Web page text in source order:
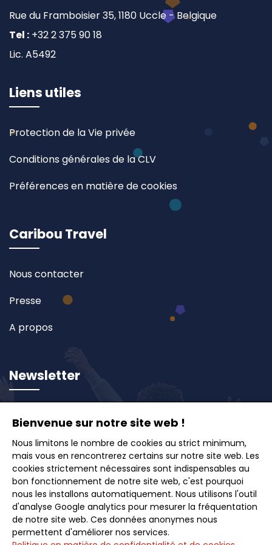
Rue du Framboisier 35, 1180 Uccle - Belgique
Tel : +32 2 375 90 18
Lic. A5492
Liens utiles
Protection de la Vie privée
Conditions générales de la CLV
Préférences en matière de cookies
Caribou Travel
Nous contacter
Presse
A propos
Newsletter
Inscrivez-vous à notre newsletter et recevez en
avant-première nos offres exclusives, idées de
voyages et conseils pour des escapades inoubliables.
Souscrire
Bienvenue sur notre site web !
Nous limitons le nombre de cookies au strict minimum,
mais vous en rencontrerez certains sur notre site web. Les
cookies strictement nécessaires sont indispensables au
bon fonctionnement de notre site web, c'est pourquoi
nous les installons automatiquement. Nous utilisons l'outil
d'analyse Google analytics pour mesurer la fréquentation
de notre site web. Ces données anonymes nous
permettent d'améliorer nos services.